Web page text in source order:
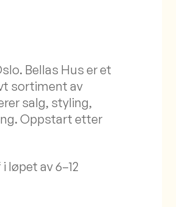
Bellas Hus er et
sortiment av
salg, styling,
Oppstart etter
løpet av 6–12